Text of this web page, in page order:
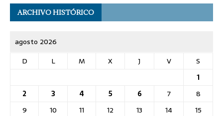
ARCHIVO HISTÓRICO
agosto 2026
D
L M X J V
S
1
2
3 4 5 6 7
8
9
10 11 12 13 14
15